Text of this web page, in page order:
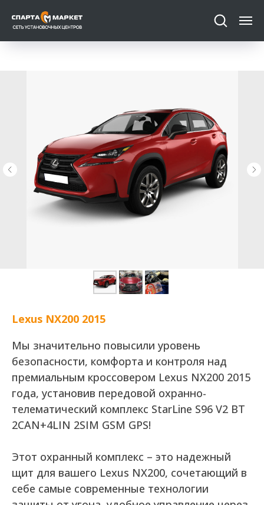
Lexus NX200 2015
Мы значительно повысили уровень
безопасности, комфорта и контроля над
премиальным кроссовером Lexus NX200 2015
года, установив передовой охранно-
телематический комплекс StarLine S96 V2 BT
2CAN+4LIN 2SIM GSM GPS!
Этот охранный комплекс – это надежный
щит для вашего Lexus NX200, сочетающий в
себе самые современные технологии